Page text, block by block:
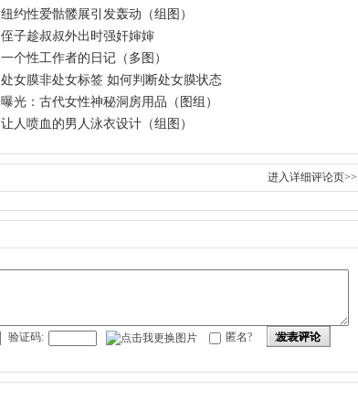
纽约性爱骷髅展引发轰动（组图）
侄子趁叔叔外出时强奸婶婶
一个性工作者的日记（多图）
处女膜非处女标签 如何判断处女膜状态
曝光：古代女性神秘洞房用品（图组）
让人喷血的男人泳衣设计（组图）
进入详细评论页>>
验证码: 匿名? 发表评论